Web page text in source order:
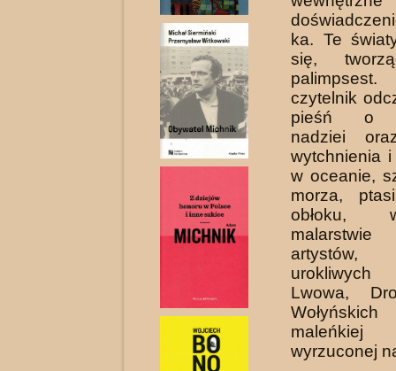
ka. Te
się,
czytelnik
pieśń o
nadziei
wytchnienia
w oceanie,
morza,
obłoku,
malarstwie
artystów,
urokliwych
Lwowa,
wyrzuconej